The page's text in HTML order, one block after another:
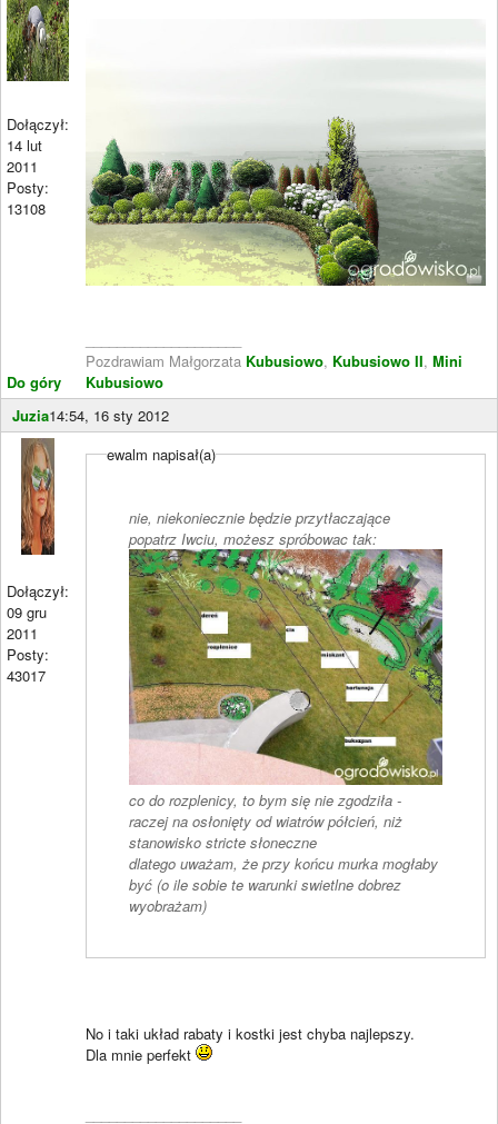
Dołączył:
14 lut
2011
Posty:
13108
Do góry
Pozdrawiam Małgorzata Kubusiowo, Kubusiowo II, Mini
Kubusiowo
Juzia14:54, 16 sty 2012
Dołączył:
09 gru
2011
Posty:
43017
ewalm napisał(a)
nie, niekoniecznie będzie przytłaczające
popatrz Iwciu, możesz spróbowac tak:
co do rozplenicy, to bym się nie zgodziła -
raczej na osłonięty od wiatrów półcień, niż
stanowisko stricte słoneczne
dlatego uważam, że przy końcu murka mogłaby
być (o ile sobie te warunki swietlne dobrez
wyobrażam)
No i taki układ rabaty i kostki jest chyba najlepszy.
Dla mnie perfekt